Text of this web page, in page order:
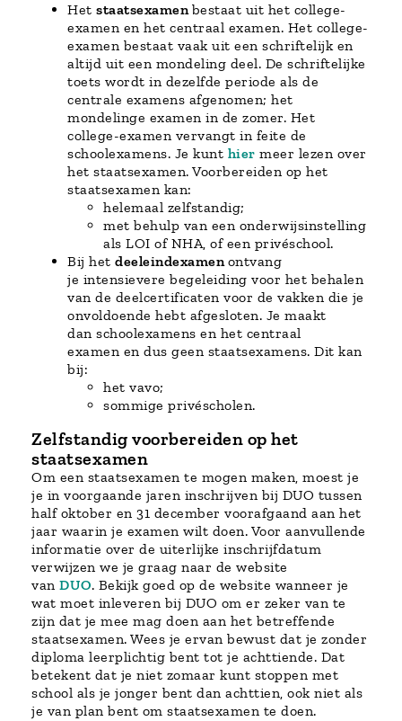
Het staatsexamenbestaat uit het college-
examen en het centraal examen. Het college-
examen bestaat vaak uit een schriftelijk en
altijd uit een mondeling deel. De schriftelijke
toets wordt in dezelfde periode als de
centrale examens afgenomen; het
mondelinge examen in de zomer. Het
college-examen vervangt in feite de
schoolexamens. Je kunt hier meer lezen over
het staatsexamen. Voorbereiden op het
staatsexamen kan:
helemaal zelfstandig;
met behulp van een onderwijsinstelling
als LOI of NHA, of een privéschool.
Bij het deeleindexamenontvang
je intensievere begeleiding voor het behalen
van de deelcertificaten voor de vakken die je
onvoldoende hebt afgesloten. Je maakt
dan schoolexamens en het centraal
examen en dus geen staatsexamens. Dit kan
bij:
het vavo;
sommige privéscholen.
Zelfstandig voorbereiden op het
staatsexamen
​​​​Om een staatsexamen te mogen maken, moest je
je in voorgaande jaren inschrijven bij DUO tussen
half oktober en 31 december voorafgaand aan het
jaar waarin je examen wilt doen. Voor aanvullende
informatie over de uiterlijke inschrijfdatum
verwijzen we je graag naar de website
van DUO. Bekijk goed op de website wanneer je
wat moet inleveren bij DUO om er zeker van te
zijn dat je mee mag doen aan het betreffende
staatsexamen. Wees je ervan bewust dat je zonder
diploma leerplichtig bent tot je achttiende. Dat
betekent dat je niet zomaar kunt stoppen met
school als je jonger bent dan achttien, ook niet als
je van plan bent om staatsexamen te doen.